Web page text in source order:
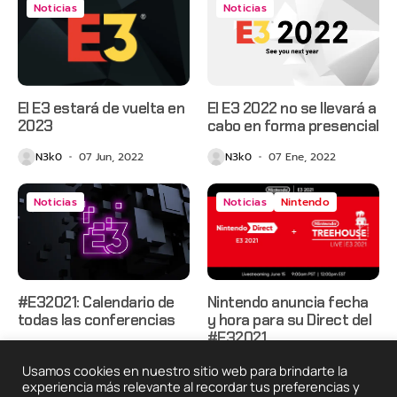
Noticias
El E3 estará de vuelta en
2023
N3k0 07 Jun, 2022
Noticias
El E3 2022 no se llevará a
cabo en forma presencial
N3k0 07 Ene, 2022
Noticias
#E32021: Calendario de
todas las conferencias
Noticias Nintendo
Nintendo anuncia fecha
y hora para su Direct del
#E32021
N3k0 02 Jun, 2021
Usamos cookies en nuestro sitio web para brindarte la
experiencia más relevante al recordar tus preferencias y